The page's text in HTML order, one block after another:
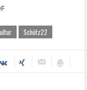
Schütz22